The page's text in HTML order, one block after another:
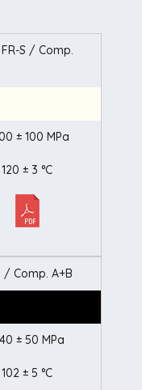
FR-S / Comp.
± 100 MPa
120 ± 3 °C
/ Comp. A+B
± 50 MPa
102 ± 5 °C